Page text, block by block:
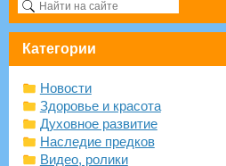
Категории
Новости
Здоровье и красота
Духовное развитие
Наследие предков
Видео, ролики